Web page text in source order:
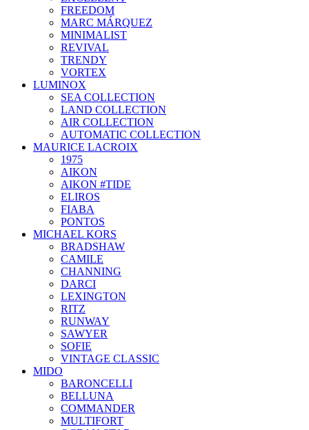
FREEDOM
MARC MÁRQUEZ
MINIMALIST
REVIVAL
TRENDY
VORTEX
LUMINOX
SEA COLLECTION
LAND COLLECTION
AIR COLLECTION
AUTOMATIC COLLECTION
MAURICE LACROIX
1975
AIKON
AIKON #TIDE
ELIROS
FIABA
PONTOS
MICHAEL KORS
BRADSHAW
CAMILE
CHANNING
DARCI
LEXINGTON
RITZ
RUNWAY
SAWYER
SOFIE
VINTAGE CLASSIC
MIDO
BARONCELLI
BELLUNA
COMMANDER
MULTIFORT